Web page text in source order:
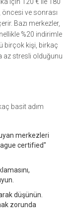
için 120 € ile 180
öncesi ve sonrası
Bazı merkezler,
%20 indirimle
birçok kişi, birkaç
az stresli olduğunu
basit adım
merkezleri
certified"
düşünün.
zorunda